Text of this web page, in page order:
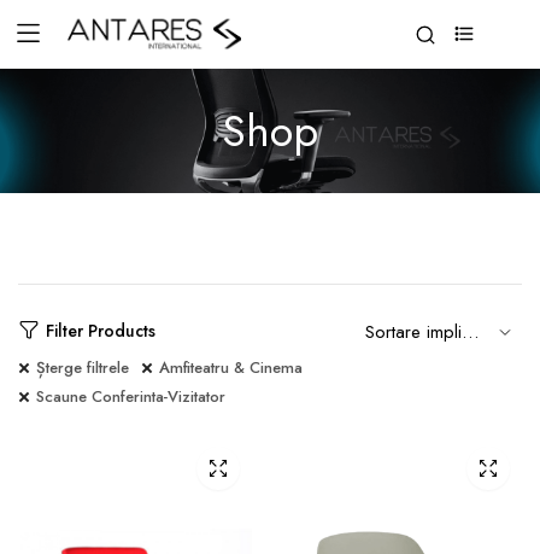
Shop
Filter Products
Șterge filtrele
Amfiteatru & Cinema
Scaune Conferinta-Vizitator